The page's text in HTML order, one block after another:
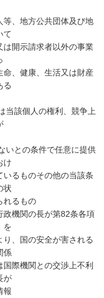
等、地方公共団体及び地
て
開示請求者以外の事業
、健康、生活又は財産
る
当該個人の権利、競争上
いとの条件で任意に提供
け
るものその他の当該条
状
るもの
政機関の長が第82条各項
を
、国の安全が害される
係
際機関との交渉上不利
が
報